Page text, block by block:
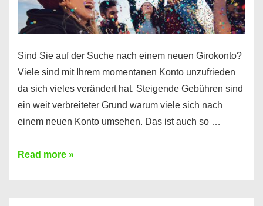
Sind Sie auf der Suche nach einem neuen Girokonto?
Viele sind mit Ihrem momentanen Konto unzufrieden
da sich vieles verändert hat. Steigende Gebühren sind
ein weit verbreiteter Grund warum viele sich nach
einem neuen Konto umsehen. Das ist auch so …
Konto
Read more »